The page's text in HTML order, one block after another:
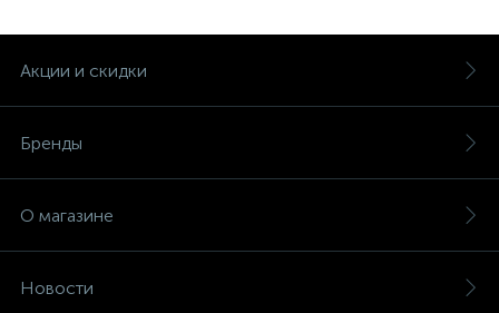
Акции и скидки
Бренды
О магазине
Новости